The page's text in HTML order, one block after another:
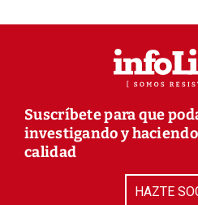
Suscríbete para que
investigando y
calidad
HAZTE